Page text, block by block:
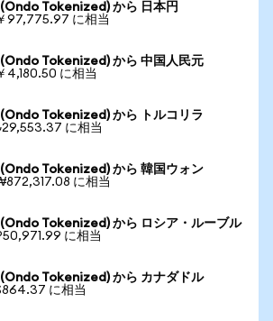
Tokenized) から 日本円
97,775.97 に相当
Tokenized) から 中国人民元
4,180.50 に相当
Tokenized) から トルコリラ
に相当
Tokenized) から 韓国ウォン
に相当
Tokenized) から ロシア・ルーブル
に相当
Tokenized) から カナダドル
に相当